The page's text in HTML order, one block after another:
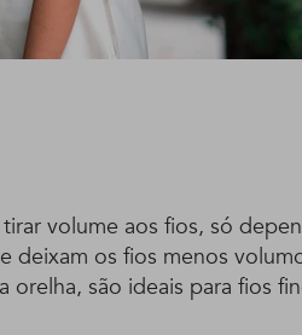
volume aos fios, só
deixam os fios menos
orelha, são ideais para fios